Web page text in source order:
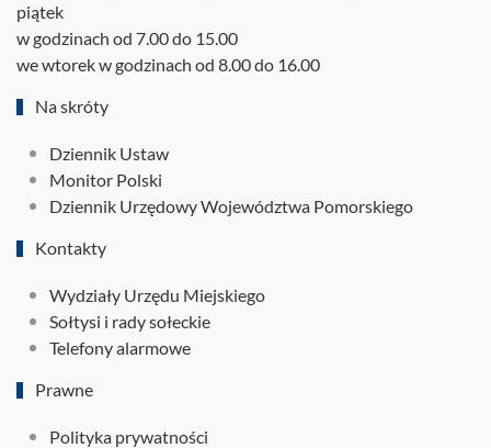
piątek
w godzinach od 7.00 do 15.00
we wtorek w godzinach od 8.00 do 16.00
Na skróty
Dziennik Ustaw
Monitor Polski
Dziennik Urzędowy Województwa Pomorskiego
Kontakty
Wydziały Urzędu Miejskiego
Sołtysi i rady sołeckie
Telefony alarmowe
Prawne
Polityka prywatności